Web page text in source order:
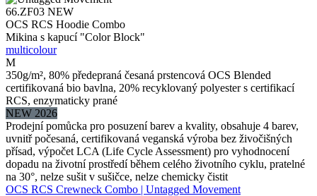
66.ZF03 NEW
OCS RCS Hoodie Combo
Mikina s kapucí "Color Block"
multicolour
M
350g/m², 80% předepraná česaná prstencová OCS Blended
certifikovaná bio bavlna, 20% recyklovaný polyester s certifikací
RCS, enzymaticky prané
NEW 2026
Prodejní pomůcka pro posuzení barev a kvality, obsahuje 4 barev,
uvnitř počesaná, certifikovaná veganská výroba bez živočišných
přísad, výpočet LCA (Life Cycle Assessment) pro vyhodnocení
dopadu na životní prostředí během celého životního cyklu, pratelné
na 30°, nelze sušit v sušičce, nelze chemicky čistit
OCS RCS Crewneck Combo | Untagged Movement